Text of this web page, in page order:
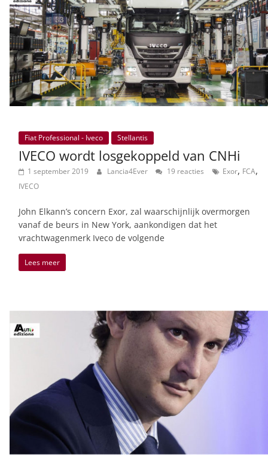
Fiat Professional - Iveco Stellantis
IVECO wordt losgekoppeld van CNHi
1 september 2019 Lancia4Ever 19 reacties Exor, FCA,
IVECO
John Elkann’s concern Exor, zal waarschijnlijk overmorgen
vanaf de beurs in New York, aankondigen dat het
vrachtwagenmerk Iveco de volgende
Lees meer